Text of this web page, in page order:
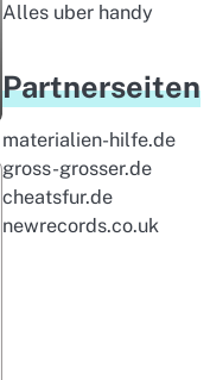
Alles uber handy
Partnerseiten
materialien-hilfe.de
gross-grosser.de
cheatsfur.de
newrecords.co.uk